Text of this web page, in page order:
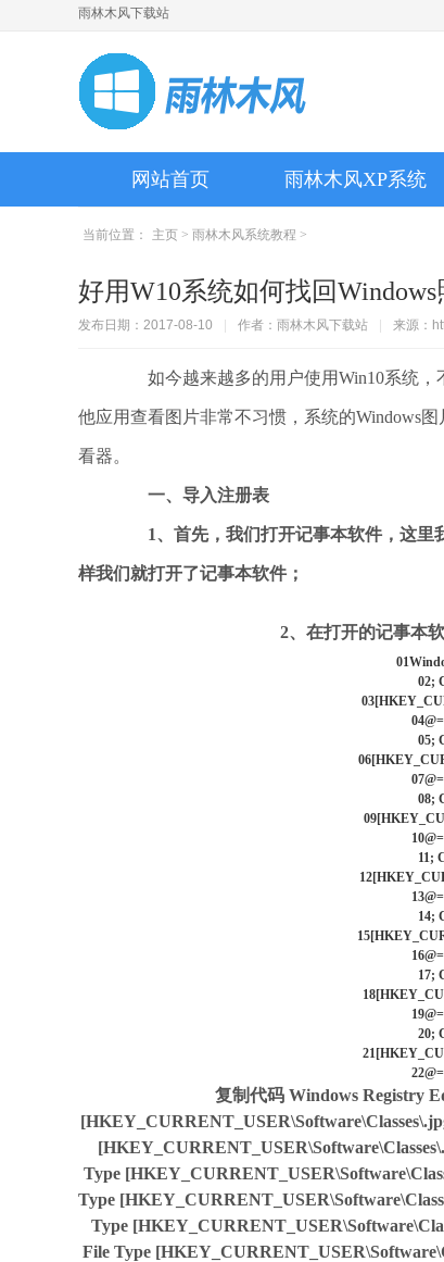
雨林木风下载站
网站首页 雨林木风XP系统
当前位置： 主页 > 雨林木风系统教程 >
好用W10系统如何找回Windows
发布日期：2017-08-10 作者：雨林木风下载站 来源：
如今越来越多的用户使用Win10系统，
他应用查看图片非常不习惯，系统的Windows
看器。
一、导入注册表
1、首先，我们打开记事本软件，这里
样我们就打开了记事本软件；
2、在打开的记事本软
01
02;
03
04
05;
06
07
08;
09
10
11;
12
13
14;
15
16
17;
18
19
20;
21
22
复制代码 Windows Registry
Type
Type
Type
File Type